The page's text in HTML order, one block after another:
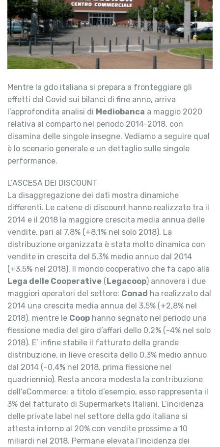
Mentre la gdo italiana si prepara a fronteggiare gli
effetti del Covid sui bilanci di fine anno, arriva
l’approfondita analisi di Mediobanca a maggio 2020
relativa al comparto nel periodo 2014-2018, con
disamina delle singole insegne. Vediamo a seguire qual
è lo scenario generale e un dettaglio sulle singole
performance.
L’ASCESA DEI DISCOUNT
La disaggregazione dei dati mostra dinamiche
differenti. Le catene di discount hanno realizzato tra il
2014 e il 2018 la maggiore crescita media annua delle
vendite, pari al 7,8% (+8,1% nel solo 2018). La
distribuzione organizzata è stata molto dinamica con
vendite in crescita del 5,3% medio annuo dal 2014
(+3,5% nel 2018). Il mondo cooperativo che fa capo alla
Lega delle Cooperative (Legacoop) annovera i due
maggiori operatori del settore: Conad ha realizzato dal
2014 una crescita media annua del 3,5% (+2,8% nel
2018), mentre le Coop hanno segnato nel periodo una
flessione media del giro d’affari dello 0,2% (-4% nel solo
2018). E’ infine stabile il fatturato della grande
distribuzione, in lieve crescita dello 0,3% medio annuo
dal 2014 (-0,4% nel 2018, prima flessione nel
quadriennio). Resta ancora modesta la contribuzione
dell’eCommerce: a titolo d’esempio, esso rappresenta il
3% del fatturato di Supermarkets Italiani. L’incidenza
delle private label nel settore della gdo italiana si
attesta intorno al 20% con vendite prossime a 10
miliardi nel 2018. Permane elevata l’incidenza dei